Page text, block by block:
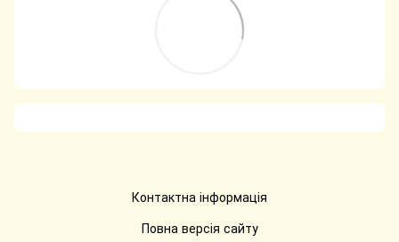
Контактна інформація
Повна версія сайту